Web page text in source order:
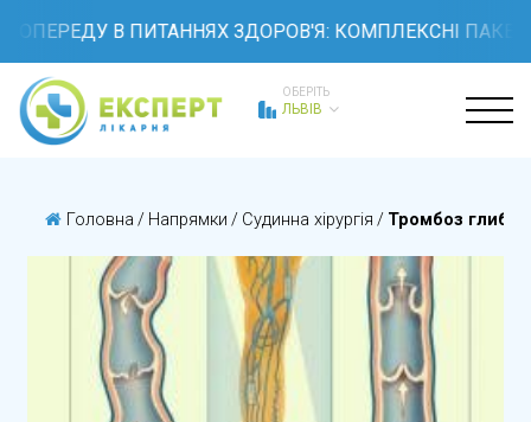
В ПИТАННЯХ ЗДОРОВ'Я: КОМПЛЕКСНІ ПАКЕТИ
ОБЕРІТЬ
ЛЬВІВ
Головна / Напрямки / Судинна хірургія / Тромбоз